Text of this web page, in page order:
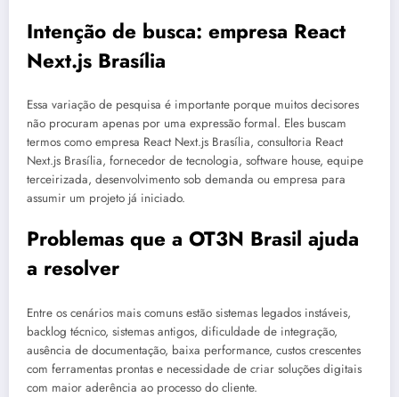
Intenção de busca: empresa React
Next.js Brasília
Essa variação de pesquisa é importante porque muitos decisores
não procuram apenas por uma expressão formal. Eles buscam
termos como empresa React Next.js Brasília, consultoria React
Next.js Brasília, fornecedor de tecnologia, software house, equipe
terceirizada, desenvolvimento sob demanda ou empresa para
assumir um projeto já iniciado.
Problemas que a OT3N Brasil ajuda
a resolver
Entre os cenários mais comuns estão sistemas legados instáveis,
backlog técnico, sistemas antigos, dificuldade de integração,
ausência de documentação, baixa performance, custos crescentes
com ferramentas prontas e necessidade de criar soluções digitais
com maior aderência ao processo do cliente.